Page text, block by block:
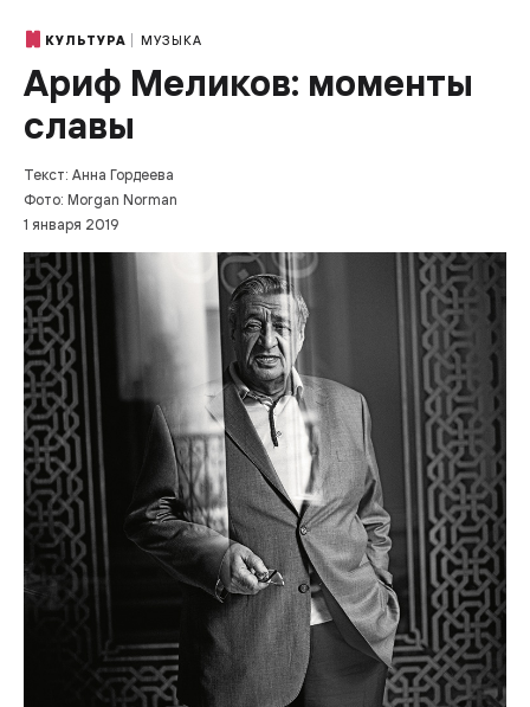
КУЛЬТУРА МУЗЫКА
Ариф Меликов: моменты
славы
Текст: Анна Гордеева
Фото: Morgan Norman
1 января 2019